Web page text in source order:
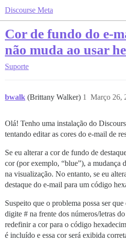
Discourse Meta
Cor de fundo do e-
não muda ao usar
Suporte
bwalk (Brittany Walker) Março 26,
1
Olá! Tenho uma instalação do
tentando editar as cores do e-mail de
Se eu alterar a cor de fundo de
cor (por exemplo, “blue”), a mudança
na visualização. No entanto, se eu
destaque do e-mail para um código
Suspeito que o problema possa ser
digite # na frente dos números/letras
redefinir a cor para o código
é incluído e essa cor será exibida